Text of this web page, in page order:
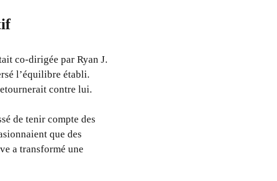
co-dirigée par Ryan J.
l’équilibre établi.
contre lui.
de tenir compte des
que des
a transformé une